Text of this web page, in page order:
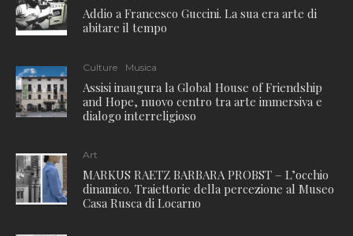
Addio a Francesco Guccini. La sua era arte di
abitare il tempo
Culture Musica
Assisi inaugura la Global House of Friendship
and Hope, nuovo centro tra arte immersiva e
dialogo interreligioso
Art
MARKUS RAETZ BARBARA PROBST – L’occhio
dinamico. Traiettorie della percezione al Museo
Casa Rusca di Locarno